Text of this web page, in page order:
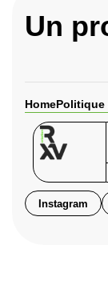
Un
Home
Instagram